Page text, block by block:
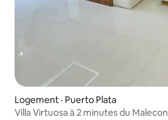
Logement · Puerto Plata
Villa Virtuosa à 2 minutes du Malecon